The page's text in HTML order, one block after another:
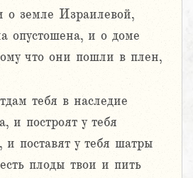
о земле Израилевой,
опустошена, и о доме
что они пошли в плен,
тебя в наследие
и построят у тебя
и поставят у тебя шатры
плоды твои и пить